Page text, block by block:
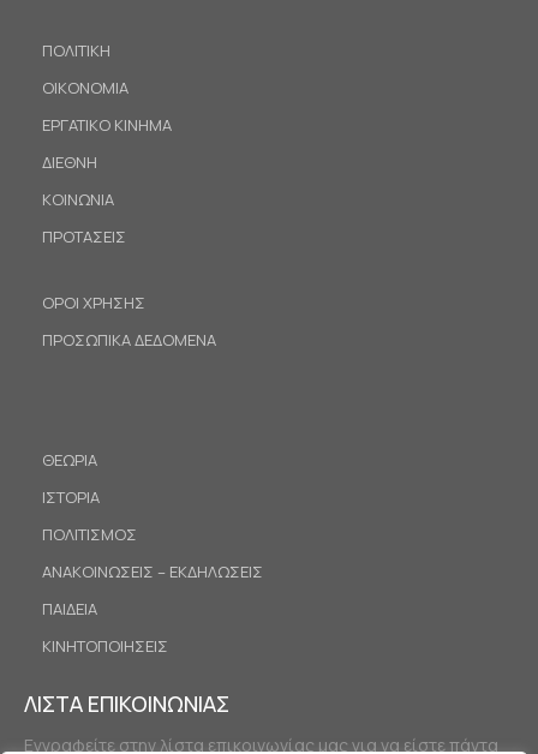
ΠΟΛΙΤΙΚΗ
ΟΙΚΟΝΟΜΙΑ
ΕΡΓΑΤΙΚΟ ΚΙΝΗΜΑ
ΔΙΕΘΝΗ
ΚΟΙΝΩΝΙΑ
ΠΡΟΤΑΣΕΙΣ
ΟΡΟΙ ΧΡΗΣΗΣ
ΠΡΟΣΩΠΙΚΑ ΔΕΔΟΜΕΝΑ
ΘΕΩΡΙΑ
ΙΣΤΟΡΙΑ
ΠΟΛΙΤΙΣΜΟΣ
ΑΝΑΚΟΙΝΩΣΕΙΣ – ΕΚΔΗΛΩΣΕΙΣ
ΠΑΙΔΕΙΑ
ΚΙΝΗΤΟΠΟΙΗΣΕΙΣ
ΛΙΣΤΑ ΕΠΙΚΟΙΝΩΝΙΑΣ
Εγγραφείτε στην λίστα επικοινωνίας μας για να είστε πάντα